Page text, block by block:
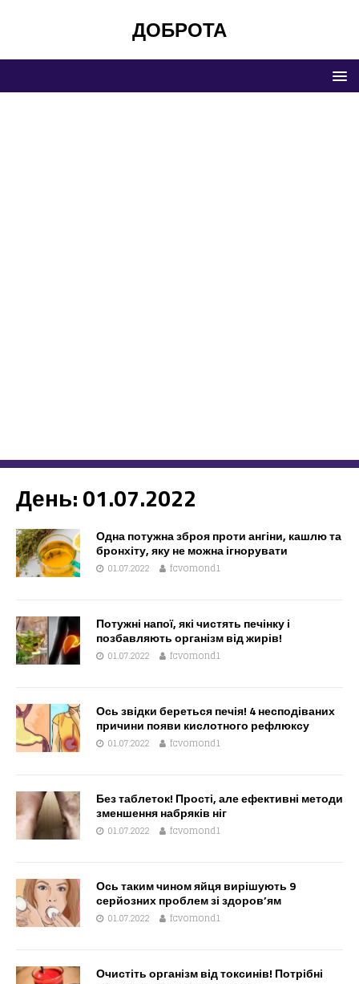
ДОБРОТА
День:01.07.2022
Одна потужна зброя проти ангіни, кашлю та
бронхіту, яку не можна ігнорувати
01.07.2022 fcvomond1
Потужні напої, які чистять печінку і
позбавляють організм від жирів!
01.07.2022 fcvomond1
Ось звідки береться печія! 4 несподіваних
причини появи кислотного рефлюксу
01.07.2022 fcvomond1
Без таблеток! Прості, але ефективні методи
зменшення набряків ніг
01.07.2022 fcvomond1
Ось таким чином яйця вирішують 9
серйозних проблем зі здоров’ям
01.07.2022 fcvomond1
Очистіть організм від токсинів! Потрібні